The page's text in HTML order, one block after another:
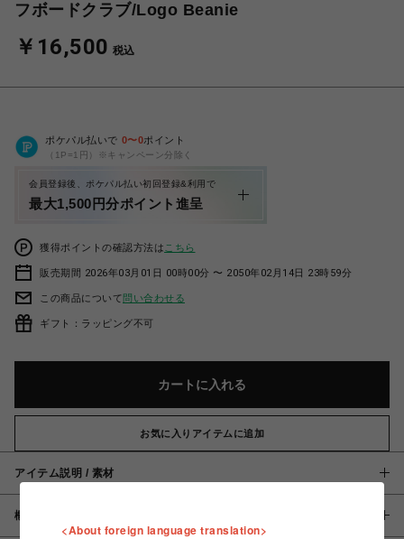
フボードクラブ/Logo Beanie
￥16,500 税込
ポケパル払いで 0〜0ポイント
（1P=1円）※キャンペーン分除く
会員登録後、ポケパル払い初回登録&利用で
最大1,500円分ポイント進呈
獲得ポイントの確認方法は こちら
販売期間 2026年03月01日 00時00分 〜 2050年02月14日 23時59分
この商品について問い合わせる
ギフト：ラッピング不可
カートに入れる
お気に入りアイテムに追加
アイテム説明 / 素材
概要
<About foreign language translation>